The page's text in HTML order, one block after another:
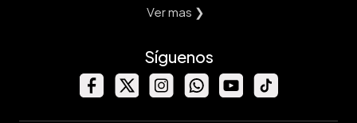
Ver mas ❯
Síguenos